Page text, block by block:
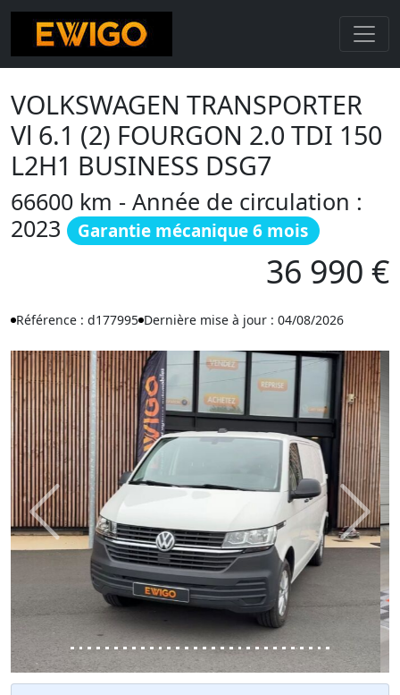
VOLKSWAGEN TRANSPORTER
Vl 6.1 (2) FOURGON 2.0 TDI 150
L2H1 BUSINESS DSG7
66600 km - Année de circulation :
2023
Garantie mécanique 6 mois
36 990 €
Référence : d177995 Dernière mise à jour : 04/08/2026
Previous Next